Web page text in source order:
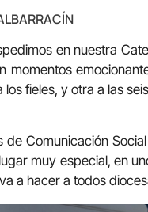
en nuestra
momentos
fieles, y otra a las
de Comunicación
muy especial, en
a hacer a todos